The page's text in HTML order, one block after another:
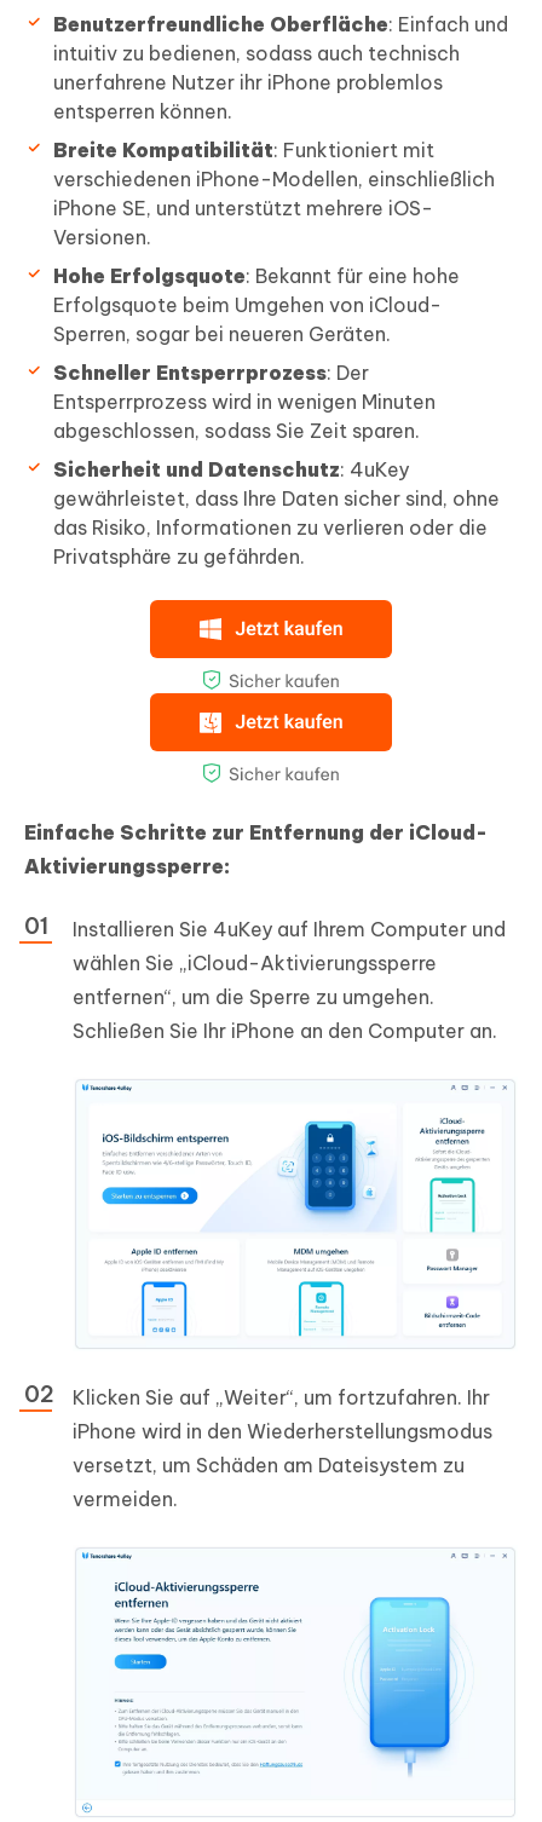
Benutzerfreundliche Oberfläche: Einfach und
intuitiv zu bedienen, sodass auch technisch
unerfahrene Nutzer ihr iPhone problemlos
entsperren können.
Breite Kompatibilität: Funktioniert mit
verschiedenen iPhone-Modellen, einschließlich
iPhone SE, und unterstützt mehrere iOS-
Versionen.
Hohe Erfolgsquote: Bekannt für eine hohe
Erfolgsquote beim Umgehen von iCloud-
Sperren, sogar bei neueren Geräten.
Schneller Entsperrprozess: Der
Entsperrprozess wird in wenigen Minuten
abgeschlossen, sodass Sie Zeit sparen.
Sicherheit und Datenschutz: 4uKey
gewährleistet, dass Ihre Daten sicher sind, ohne
das Risiko, Informationen zu verlieren oder die
Privatsphäre zu gefährden.
Einfache Schritte zur Entfernung der iCloud-
Aktivierungssperre:
Installieren Sie 4uKey auf Ihrem Computer und
wählen Sie „iCloud-Aktivierungssperre
entfernen“, um die Sperre zu umgehen.
Schließen Sie Ihr iPhone an den Computer an.
Klicken Sie auf „Weiter“, um fortzufahren. Ihr
iPhone wird in den Wiederherstellungsmodus
versetzt, um Schäden am Dateisystem zu
vermeiden.